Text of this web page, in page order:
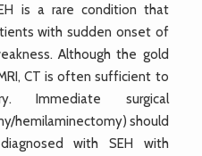
is a rare condition that
with sudden onset of
Although the gold
CT is often sufficient to
Immediate surgical
hemilaminectomy) should
with SEH with